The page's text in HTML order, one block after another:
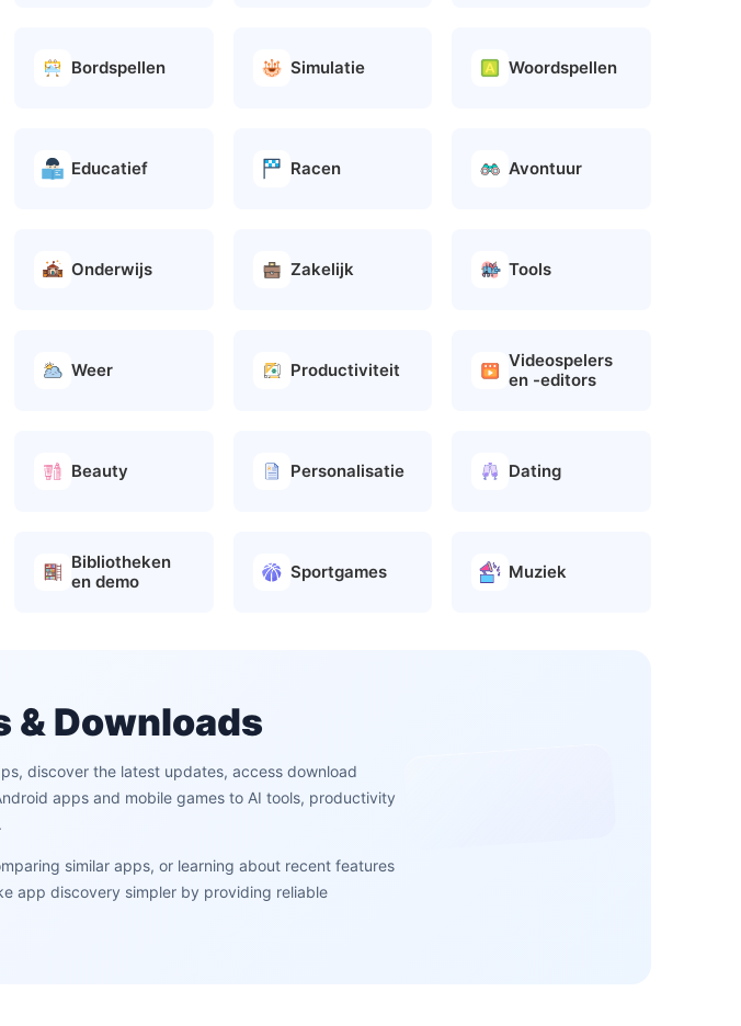
Bordspellen Simulatie Woordspellen
Educatief Racen Avontuur
Onderwijs Zakelijk Tools
Weer Productiviteit
Videospelers
en -editors
Beauty Personalisatie Dating
Bibliotheken
en demo
Sportgames Muziek
& Downloads
discover the latest updates, access download
apps and mobile games to AI tools, productivity
similar apps, or learning about recent features
app discovery simpler by providing reliable